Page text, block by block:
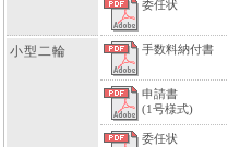
委任状
小型二輪 手数料納付書
申請書
(1号様式)
委任状